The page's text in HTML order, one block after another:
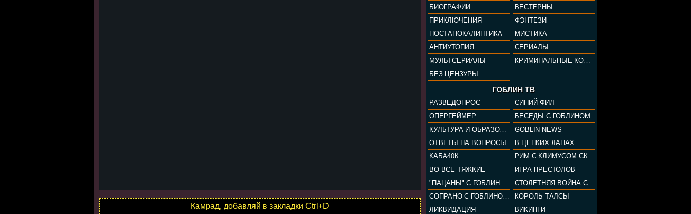
БИОГРАФИИ
ВЕСТЕРНЫ
ПРИКЛЮЧЕНИЯ
ФЭНТЕЗИ
ПОСТАПОКАЛИПТИКА
МИСТИКА
АНТИУТОПИЯ
СЕРИАЛЫ
МУЛЬТСЕРИАЛЫ
КРИМИНАЛЬНЫЕ КОМЕДИИ
БЕЗ ЦЕНЗУРЫ
ГОБЛИН ТВ
РАЗВЕДОПРОС
СИНИЙ ФИЛ
ОПЕРГЕЙМЕР
БЕСЕДЫ С ГОБЛИНОМ
КУЛЬТУРА И ОБРАЗОВАНИЕ
GOBLIN NEWS
ОТВЕТЫ НА ВОПРОСЫ
В ЦЕПКИХ ЛАПАХ
КАБА40К
РИМ С КЛИМУСОМ СКАРАБЕУСОМ
ВО ВСЕ ТЯЖКИЕ
ИГРА ПРЕСТОЛОВ
"ПАЦАНЫ" С ГОБЛИНОМ
СТОЛЕТНЯЯ ВОЙНА С КЛИМОМ ЖУКОВЫМ И ГОБЛИНОМ
СОПРАНО С ГОБЛИНОМ (РАЗБОР СЕРИАЛА)
КОРОЛЬ ТАЛСЫ
ЛИКВИДАЦИЯ
ВИКИНГИ
Камрад, добавляй в закладки Ctrl+D